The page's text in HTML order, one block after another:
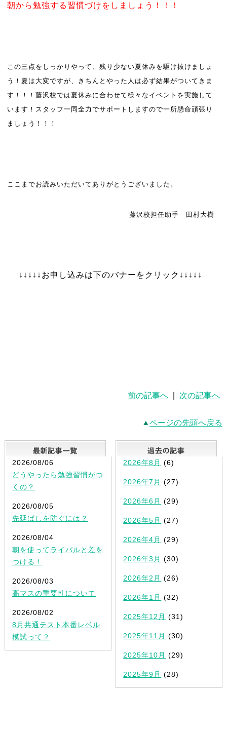
朝から勉強する習慣づけをしましょう！！！
この三点をしっかりやって、残り少ない夏休みを駆け抜けましょ
う！夏は大変ですが、きちんとやった人は必ず結果がついてきま
す！！！藤沢校では夏休みに合わせて様々なイベントを実施して
います！スタッフ一同全力でサポートしますので一所懸命頑張り
ましょう！！！
ここまでお読みいただいてありがとうございました。
藤沢校担任助手 田村大樹
↓↓↓↓↓お申し込みは下のバナーをクリック↓↓↓↓↓
前の記事へ 次の記事へ
ページの先頭へ戻る
最新記事一覧
2026/08/06
どうやったら勉強習慣がつ
くの？
2026/08/05
先延ばしを防ぐには？
2026/08/04
朝を使ってライバルと差を
つける！
2026/08/03
高マスの重要性について
2026/08/02
8月共通テスト本番レベル
模試って？
2026年8月 (6)
2026年7月 (27)
2026年6月 (29)
2026年5月 (27)
2026年4月 (29)
2026年3月 (30)
2026年2月 (26)
2026年1月 (32)
2025年12月 (31)
2025年11月 (30)
2025年10月 (29)
2025年9月 (28)